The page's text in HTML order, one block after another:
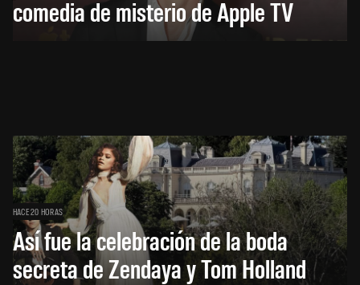
comedia de misterio de Apple TV
HACE 20 HORAS
Así fue la celebración de la boda
secreta de Zendaya y Tom Holland